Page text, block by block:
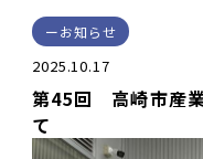
お知らせ
2025.10.17
第45回 高崎市産
て